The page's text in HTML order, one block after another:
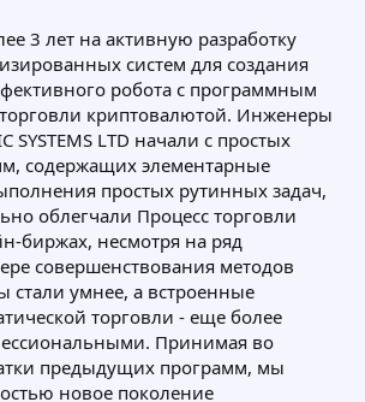
3 лет на активную разработку
систем для создания
робота с программным
криптовалютой. Инженеры
SYSTEMS LTD начали с простых
содержащих элементарные
простых рутинных задач,
облегчали Процесс торговли
биржах, несмотря на ряд
совершенствования методов
стали умнее, а встроенные
торговли - еще более
Принимая во
предыдущих программ, мы
новое поколение